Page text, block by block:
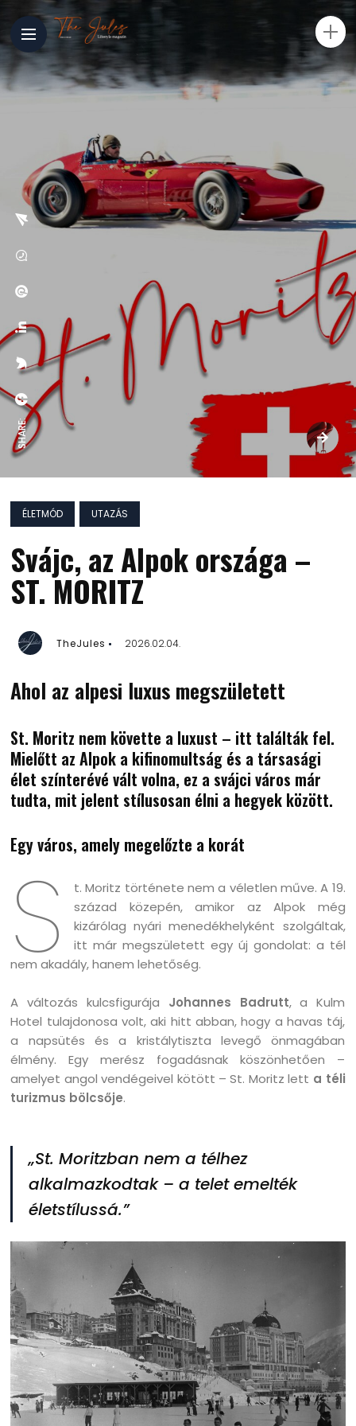
SHARE:
ÉLETMÓD UTAZÁS
Svájc, az Alpok országa –
ST. MORITZ
TheJules 2026.02.04.
Ahol az alpesi luxus megszületett
St. Moritz nem követte a luxust – itt találták fel.
Mielőtt az Alpok a kifinomultság és a társasági
élet színterévé vált volna, ez a svájci város már
tudta, mit jelent stílusosan élni a hegyek között.
Egy város, amely megelőzte a korát
S
t. Moritz története nem a véletlen műve. A 19.
század közepén, amikor az Alpok még
kizárólag nyári menedékhelyként szolgáltak,
itt már megszületett egy új gondolat: a tél
nem akadály, hanem lehetőség.
A változás kulcsfigurája Johannes Badrutt, a Kulm
Hotel tulajdonosa volt, aki hitt abban, hogy a havas táj,
a napsütés és a kristálytiszta levegő önmagában
élmény. Egy merész fogadásnak köszönhetően –
amelyet angol vendégeivel kötött – St. Moritz lett a téli
turizmus bölcsője.
„St. Moritzban nem a télhez
alkalmazkodtak – a telet emelték
életstílussá.”